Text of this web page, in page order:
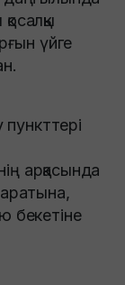
үйге
арқасында
бекетіне